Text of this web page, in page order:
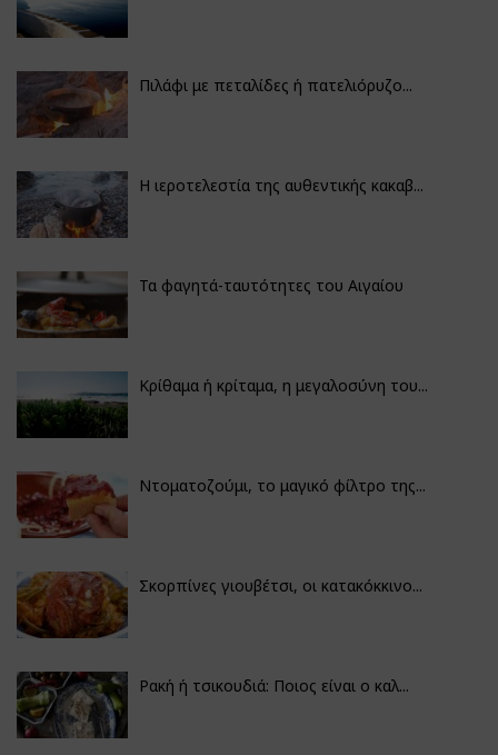
Πιλάφι με πεταλίδες ή πατελιόρυζο...
Η ιεροτελεστία της αυθεντικής κακαβ...
Τα φαγητά-ταυτότητες του Αιγαίου
Κρίθαμα ή κρίταμα, η μεγαλοσύνη του...
Ντοματοζούμι, το μαγικό φίλτρο της...
Σκορπίνες γιουβέτσι, οι κατακόκκινο...
Ρακή ή τσικουδιά: Ποιος είναι ο καλ...